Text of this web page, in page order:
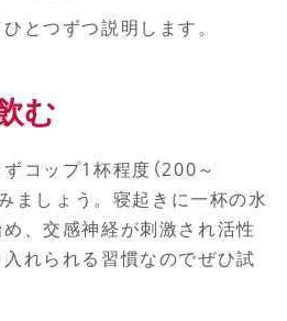
とつずつ説明します。
む
コップ1杯程度（200～
ましょう。寝起きに一杯の水
、交感神経が刺激され活性
れられる習慣なのでぜひ試